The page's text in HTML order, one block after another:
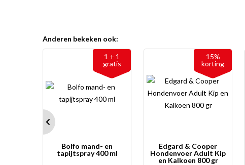
Anderen bekeken ook:
1 + 1
gratis
Bolfo mand- en
tapijtspray 400 ml
15%
korting
Edgard & Cooper
Hondenvoer Adult Kip
en Kalkoen 800 gr